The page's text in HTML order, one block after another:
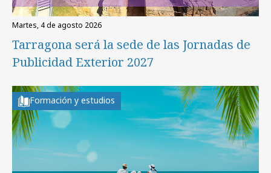
martes, 4 de agosto 2026
Tarragona será la sede de las Jornadas de
Publicidad Exterior 2027
Formación y estudios